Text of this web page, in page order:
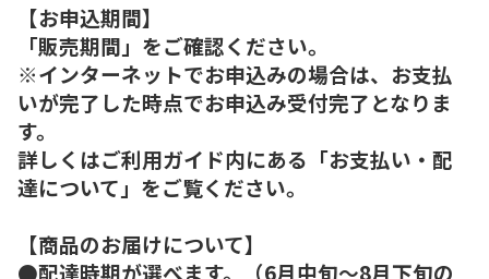
【お申込期間】
「販売期間」をご確認ください。
※インターネットでお申込みの場合は、お支払
いが完了した時点でお申込み受付完了となりま
す。
詳しくはご利用ガイド内にある「お支払い・配
達について」をご覧ください。
【商品のお届けについて】
●配達時期が選べます。（6月中旬～8月下旬の